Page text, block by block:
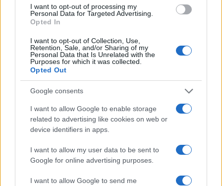
I want to opt-out of processing my
Personal Data for Targeted Advertising.
Opted In
I want to opt-out of Collection, Use,
Retention, Sale, and/or Sharing of my
Personal Data that Is Unrelated with the
Purposes for which it was collected.
Opted Out
Google consents
I want to allow Google to enable storage
related to advertising like cookies on web or
device identifiers in apps.
I want to allow my user data to be sent to
Google for online advertising purposes.
I want to allow Google to send me
Martina Agostina Diturco
I nostri cari
I nostri cari
I nostri cari